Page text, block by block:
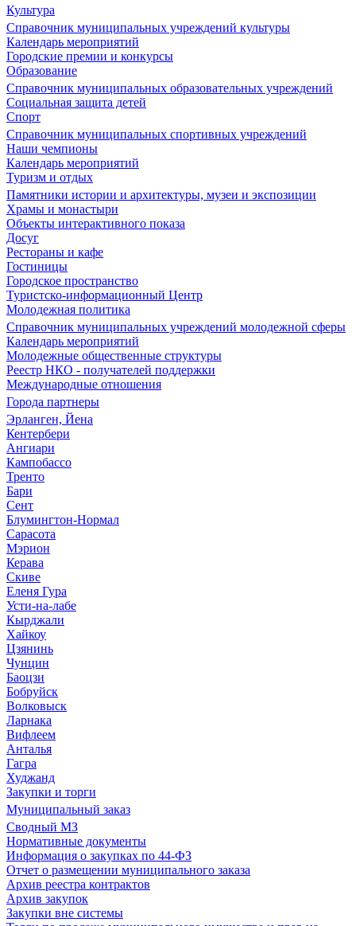
Культура
Справочник муниципальных учреждений культуры
Календарь мероприятий
Городские премии и конкурсы
Образование
Справочник муниципальных образовательных учреждений
Социальная защита детей
Спорт
Справочник муниципальных спортивных учреждений
Наши чемпионы
Календарь мероприятий
Туризм и отдых
Памятники истории и архитектуры, музеи и экспозиции
Храмы и монастыри
Объекты интерактивного показа
Досуг
Рестораны и кафе
Гостиницы
Городское пространство
Туристско-информационный Центр
Молодежная политика
Справочник муниципальных учреждений молодежной сферы
Календарь мероприятий
Молодежные общественные структуры
Реестр НКО - получателей поддержки
Международные отношения
Города партнеры
Эрланген, Йена
Кентербери
Ангиари
Кампобассо
Тренто
Бари
Сент
Блумингтон-Нормал
Сарасота
Мэрион
Керава
Скиве
Еленя Гура
Усти-на-лабе
Кырджали
Хайкоу
Цзянинь
Чунцин
Баоцзи
Бобруйск
Волковыск
Ларнака
Вифлеем
Анталья
Гагра
Худжанд
Закупки и торги
Муниципальный заказ
Сводный МЗ
Нормативные документы
Информация о закупках по 44-ФЗ
Отчет о размещении муниципального заказа
Архив реестра контрактов
Архив закупок
Закупки вне системы